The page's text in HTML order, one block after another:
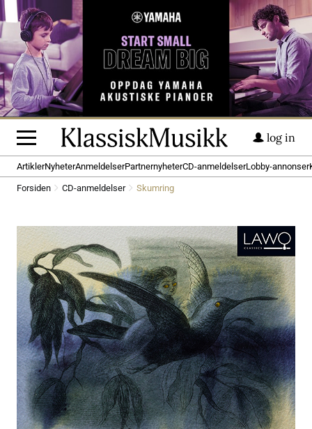
log in
ArtiklerNyheterAnmeldelserPartnernyheterCD-anmeldelserLobby-annonser
Forsiden CD-anmeldelser Skumring